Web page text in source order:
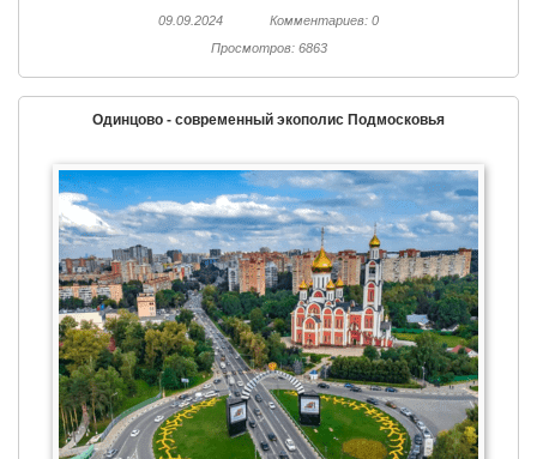
09.09.2024
Комментариев: 0
Просмотров: 6863
Одинцово - современный экополис Подмосковья